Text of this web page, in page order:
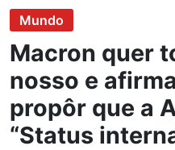
Mundo
Macron quer
nosso e
propôr que a
“Status